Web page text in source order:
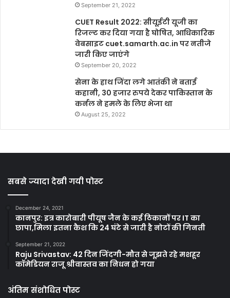
September 21, 2022
CUET Result 2022: सीयूईटी यूजी का
रिजल्ट कर दिया गया है घोषित, आधिकारिक
वेबसाइट cuet.samarth.ac.in पर नतीजे
जारी किए जाएंगे
September 20, 2022
सेना के हाथ जिंदा लगे आतंकी ने बताई
कहानी, 30 हजार रुपये देकर पाकिस्तान के
कर्नल ने हमले के लिए भेजा था
August 25, 2022
सबसे ज्यादा देखी गयी पोस्ट
December 24, 2021
कानपुर: इत्र कारोबारी पीयूष जैन के कई ठिकानों पर IT का
छापा,मिला इतना कैश कि 24 घंटे से जारी है नोटों की गिनती
September 21, 2022
Raju Srivastav: 42 दिन जिंदगी-मौत से जूझते रहे मशहूर
कॉमेडियन राजू श्रीवास्तव का निधन हो गया
अंतिम संशोधित पोस्ट